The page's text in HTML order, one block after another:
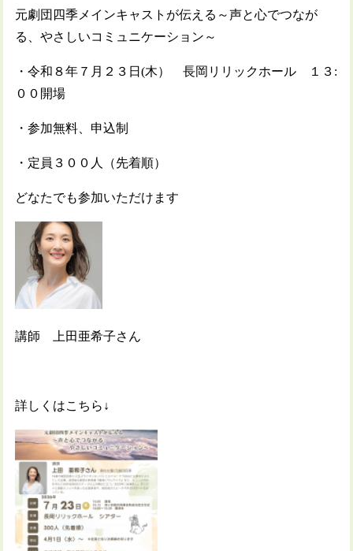
元劇団四季メインキャストが伝える～声と心でつなが
る、やさしいコミュニケーション～
・令和８年７月２３日(木） 長岡リリックホール １３:
００開場
・参加無料、申込制
・定員３００人（先着順）
どなたでも参加いただけます
講師 上田亜希子さん
詳しくはこちら↓